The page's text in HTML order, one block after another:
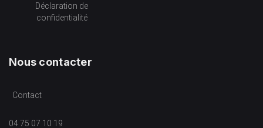
Déclaration de
confidentialité
Nous contacter
Contact
04 75 07 10 19